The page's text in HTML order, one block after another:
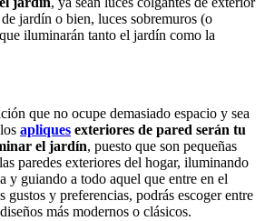
jardín o bien, luces sobremuros (o
iluminarán tanto el jardín como la
que no ocupe demasiado espacio y sea
apliques exteriores de pared serán tu
el jardín, puesto que son pequeñas
paredes exteriores del hogar, iluminando
y guiando a todo aquel que entre en el
gustos y preferencias, podrás escoger entre
más modernos o clásicos.